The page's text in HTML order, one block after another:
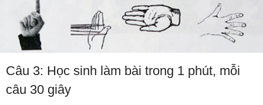
Câu 3: Học sinh làm bài trong 1 phút, mỗi
câu 30 giây